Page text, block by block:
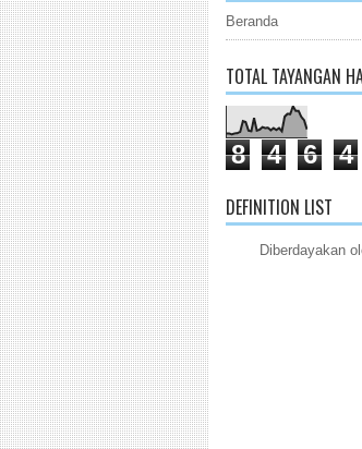
Beranda
TOTAL TAYANGAN
8 4 6 4
DEFINITION LIST
Diberdayakan
1 2 3 4